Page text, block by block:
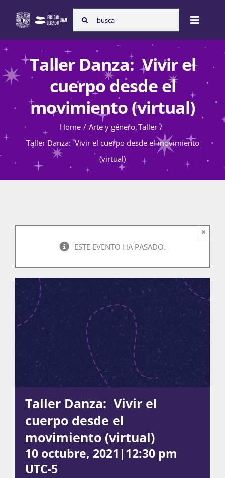
content
Search
for:
Toggle
Inicio
Nosotras
Programas
Atención de la violencia de género
La Boletina
Recursos
Súmate
Taller Danza: Vivir el
cuerpo desde el
movimiento (virtual)
Home Arte y género Taller
Taller Danza: Vivir el cuerpo desde el movimiento
(virtual)
ESTE EVENTO HA PASADO.
×
Taller Danza: Vivir el
cuerpo desde el
movimiento (virtual)
10 octubre, 2021|12:30 pm
UTC-5